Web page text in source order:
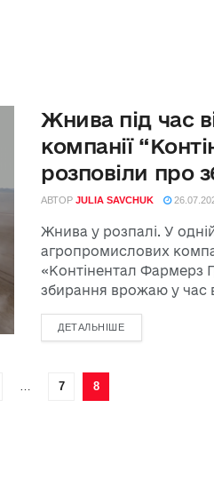
Жнива під час
компанії
розповіли про
АВТОР JULIA SAVCHUK
Жнива у розпалі. У
агропромислових
«Контінентал Фармерз
збирання врожаю у час
ДЕТАЛЬНІШЕ
… 7 8